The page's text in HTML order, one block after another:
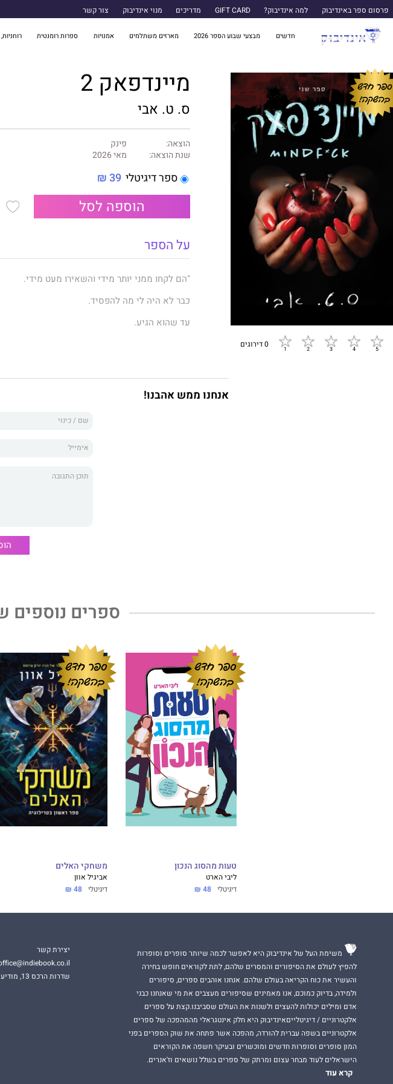
פרסום ספר באינדיבוק למה אינדיבוק? GIFT CARD מדריכים מנוי אינדיבוק צור קשר
חדשים מבצעי שבוע הספר 2026 מארזים משתלמים אמנויות ספרות רומנטית
0 דירוגים
מיינדפאק 2
ס. ט. אבי
הוצאה:
פינק
שנת הוצאה:
מאי 2026
ספר דיגיטלי 39 ₪
הוספה לסל
על הספר
"הם לקחו ממני יותר מידי והשאירו מעט מידי.
כבר לא היה לי מה להפסיד.
עד שהוא הגיע.
החובות שחייבים לי.
לפני עשר שנים, הם השאירו אותי למות. עכשיו
זהו הספר הראשון בסאגה הכי מסוכנת וממכרת
אנחנו ממש אהבנו!
ספרים נוספים
טעות מהסוג הנכון
ליבי הארט
דיגיטלי 48 ₪
משחקי האלים
אביגיל אוון
דיגיטלי 48 ₪
משימת העל של אינדיבוק היא לאפשר לכמה שיותר סופרים וסופרות
להפיץ לעולם את הסיפורים והמסרים שלהם, לתת לקוראים חופש בחירה
והעשיר את כוח הקריאה בעולם שלהם. אנחנו אוהבים ספרים, סיפורים
ולמידה, בדיוק כמוכם, אנו מאמינים שסיפורים מעצבים את מי שאנחנו כבני
אדם ומילים יכולות להעצים ולשנות את העולם שסביבנו.קצת על ספרים
אלקטרוניים / דיגיטלייםאינדיבוק היא חלק אינטגראלי מהמהפכה של ספרים
אלקטרוניים בשפה עברית להורדה, מהפכה אשר פתחה את שוק הספרים בפני
המון סופרים וסופרות חדשים ומוכשרים ובעיקר חשפה את הקוראים
הישראלים לעוד מבחר עצום ומרתק של ספרים בשלל נושאים וז'אנרים.
קרא עוד
יצירת קשר
שדרות הרכס 13, מודיעין